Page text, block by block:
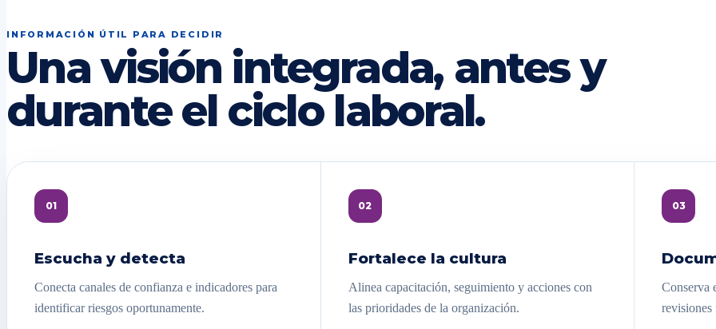
INFORMACIÓN ÚTIL PARA DECIDIR
Una visión integrada, antes y
durante el ciclo laboral.
01
Escucha y detecta
Conecta canales de confianza e indicadores para
identificar riesgos oportunamente.
02
Fortalece la cultura
Alinea capacitación, seguimiento y acciones con
las prioridades de la organización.
03
Conserva
revisiones